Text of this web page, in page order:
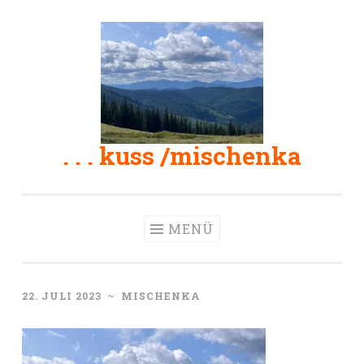
. . . kuss /mischenka
MENÜ
22. JULI 2023 ~ MISCHENKA